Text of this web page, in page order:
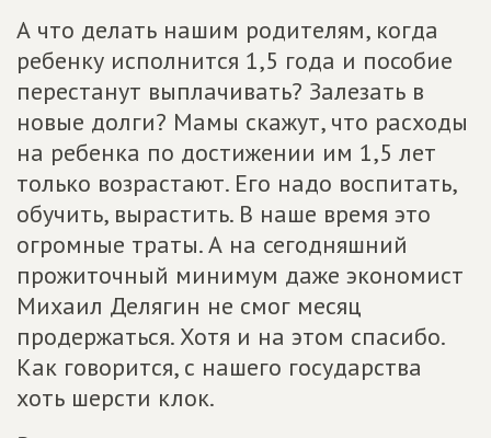
А что делать нашим родителям, когда
ребенку исполнится 1,5 года и пособие
перестанут выплачивать? Залезать в
новые долги? Мамы скажут, что расходы
на ребенка по достижении им 1,5 лет
только возрастают. Его надо воспитать,
обучить, вырастить. В наше время это
огромные траты. А на сегодняшний
прожиточный минимум даже экономист
Михаил Делягин не смог месяц
продержаться. Хотя и на этом спасибо.
Как говорится, с нашего государства
хоть шерсти клок.